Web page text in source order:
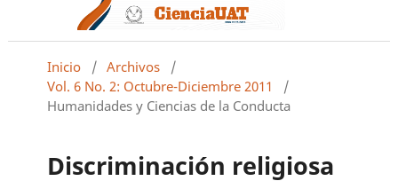
Inicio / Archivos
/
Vol. 6 No. 2: Octubre-Diciembre 2011
/
Humanidades y Ciencias de la Conducta
Discriminación religiosa